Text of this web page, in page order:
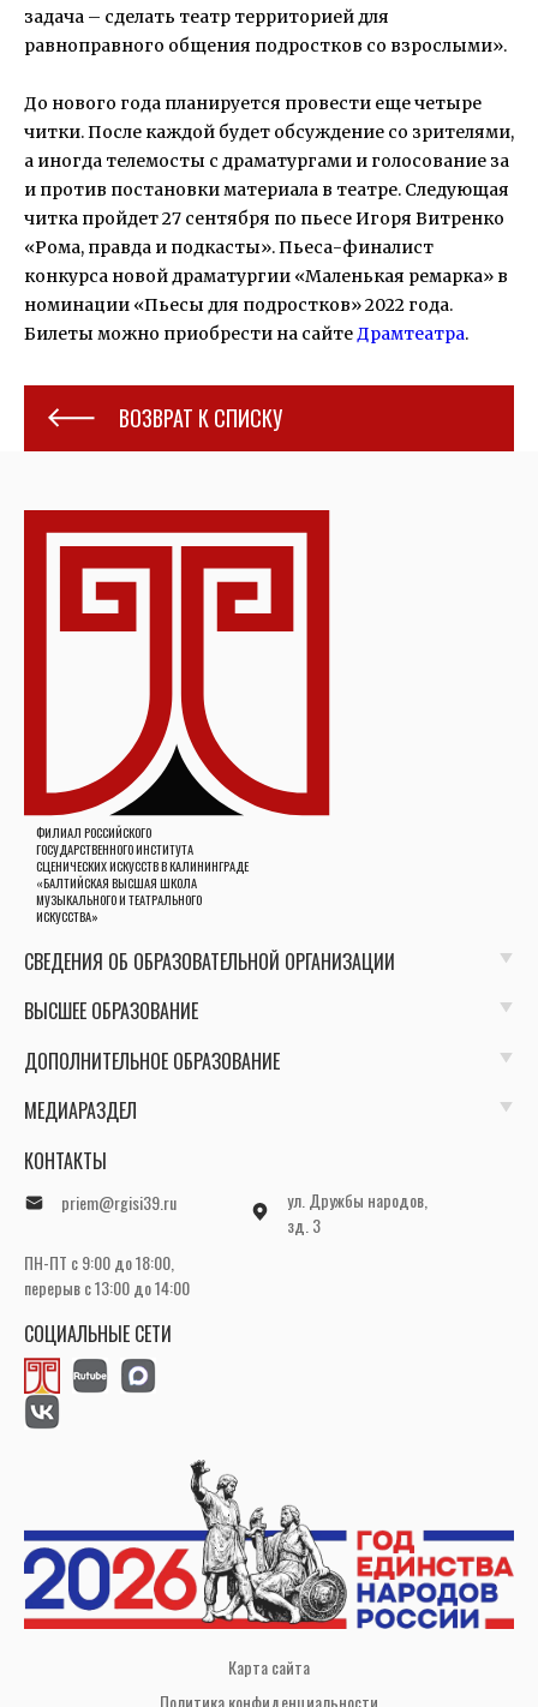
задача – сделать театр территорией для
равноправного общения подростков со взрослыми».
До нового года планируется провести еще четыре
читки. После каждой будет обсуждение со зрителями,
а иногда телемосты с драматургами и голосование за
и против постановки материала в театре. Следующая
читка пройдет 27 сентября по пьесе Игоря Витренко
«Рома, правда и подкасты». Пьеса-финалист
конкурса новой драматургии «Маленькая ремарка» в
номинации «Пьесы для подростков» 2022 года.
Билеты можно приобрести на сайтеДрамтеатра.
ВОЗВРАТ К СПИСКУ
ФИЛИАЛ РОССИЙСКОГО
ГОСУДАРСТВЕННОГО ИНСТИТУТА
СЦЕНИЧЕСКИХ ИСКУССТВ В КАЛИНИНГРАДЕ
«БАЛТИЙСКАЯ ВЫСШАЯ ШКОЛА
МУЗЫКАЛЬНОГО И ТЕАТРАЛЬНОГО
ИСКУССТВА»
СВЕДЕНИЯ ОБ ОБРАЗОВАТЕЛЬНОЙ ОРГАНИЗАЦИИ
ВЫСШЕЕ ОБРАЗОВАНИЕ
ДОПОЛНИТЕЛЬНОЕ ОБРАЗОВАНИЕ
МЕДИАРАЗДЕЛ
КОНТАКТЫ
priem@rgisi39.ru
ул. Дружбы народов,
зд. 3
ПН-ПТ с 9:00 до 18:00,
перерыв с 13:00 до 14:00
СОЦИАЛЬНЫЕ СЕТИ
Политика конфиденциальности
Карта сайта